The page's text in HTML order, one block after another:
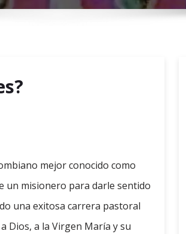
mejor conocido como
un misionero para darle sentido
una exitosa carrera pastoral
Dios, a la Virgen María y su